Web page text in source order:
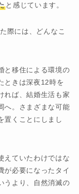
と感じています。
際には、どんなこ
と移住による環境の
ときは深夜12時を
れば、結婚生活も家
へ。さまざまな可能
置くことにしまし
えていたわけではな
が必要になったタイ
うより、自然消滅の